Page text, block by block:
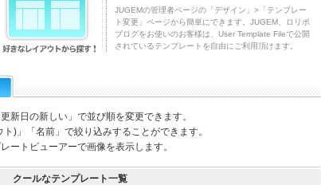
JUGEMの管理者ページの「デザイン」>「テンプレー
ト変更」ページから簡単にできます。JUGEM、ロリポ
ブログをお使いのお客様は、User Template Fileで公開
されているテンプレートを自由にご利用頂けます。
新日の新しい」で並び順を変更できます。
)」「名前」で絞り込みすることができます。
ートビューアーで画像を表示します。
クールなテンプレート一覧